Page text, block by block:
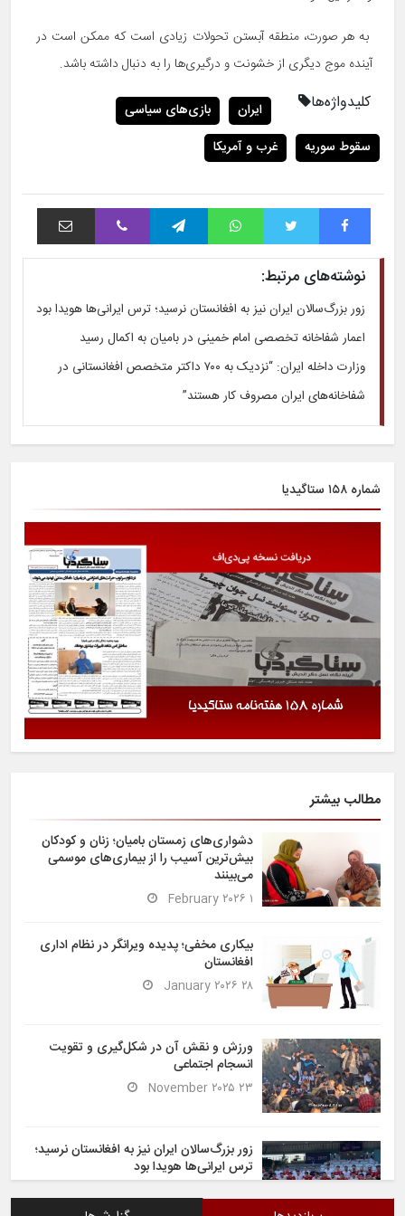
به هر صورت، منطقه آبستن تحولات زیادی است که ممکن است در
آینده موج دیگری از خشونت و درگیری‌ها را به دنبال داشته باشد.
کلیدواژه‌ها ایران
بازی‌های سیاسی
سقوط سوریه
غرب و آمریکا
فیس بوک توییتر واتس آپ تلگرام وایبر اشتراک با ایمیل
نوشته‌های مرتبط:
زور بزرگ‌سالان ایران نیز به افغانستان نرسید؛ ترس ایرانی‌ها هویدا بود
اعمار شفاخانه تخصصی امام خمینی در بامیان به اکمال رسید
وزارت داخله ایران: “نزدیک به ۷۰۰ داکتر متخصص افغانستانی در
شفاخانه‌های ایران مصروف کار هستند”
شماره ۱۵۸ ستاگیدیا
مطالب بیشتر
دشواری‌های زمستان بامیان؛ زنان و کودکان
بیش‌ترین آسیب را از بیماری‌های موسمی
می‌بینند
۱ February ۲۰۲۶
بیکاری مخفی؛ پدیده ویرانگر در نظام اداری
افغانستان
۲۸ January ۲۰۲۶
ورزش و نقش آن در شکل‌گیری و تقویت
انسجام اجتماعی
۲۳ November ۲۰۲۵
زور بزرگ‌سالان ایران نیز به افغانستان نرسید؛
ترس ایرانی‌ها هویدا بود